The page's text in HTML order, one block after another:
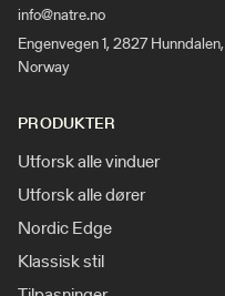
info@natre.no
Engenvegen 1, 2827 Hunndalen,
Norway
PRODUKTER
Utforsk alle vinduer
Utforsk alle dører
Nordic Edge
Klassisk stil